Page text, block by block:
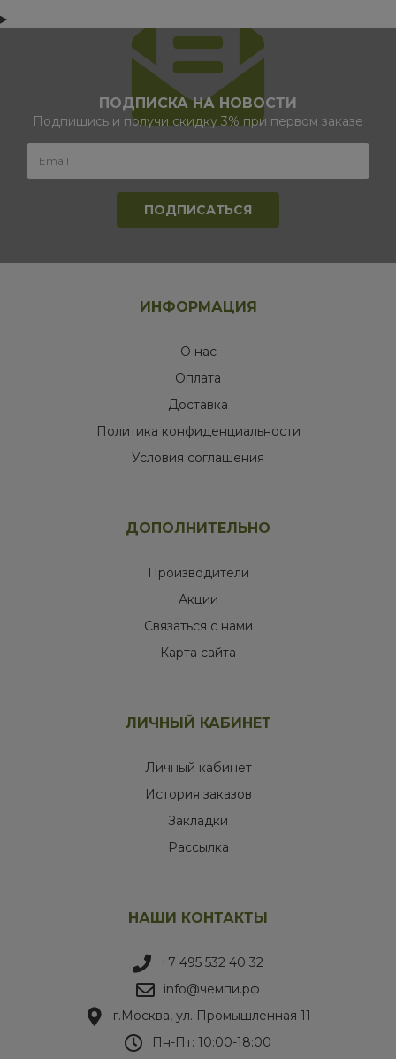
ПОДПИСКА НА НОВОСТИ
Подпишись и получи скидку 3% при первом заказе
ИНФОРМАЦИЯ
О нас
Оплата
Доставка
Политика конфиденциальности
Условия соглашения
ДОПОЛНИТЕЛЬНО
Производители
Акции
Связаться с нами
Карта сайта
ЛИЧНЫЙ КАБИНЕТ
Личный кабинет
История заказов
Закладки
Рассылка
НАШИ КОНТАКТЫ
+7 495 532 40 32
info@чемпи.рф
г.Москва, ул. Промышленная 11
Пн-Пт: 10:00-18:00